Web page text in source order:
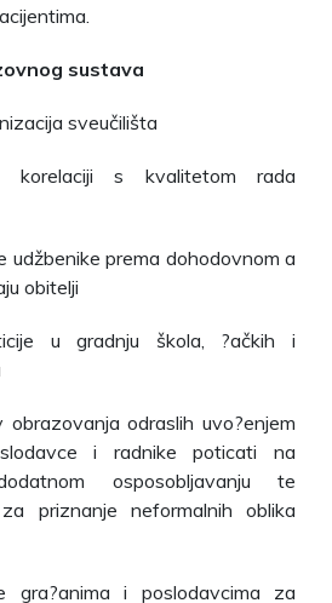
sustava
sveučilišta
korelaciji s kvalitetom rada
udžbenike prema dohodovnom a
obitelji
u gradnju škola, ?ačkih i
obrazovanja odraslih uvo?enjem
i radnike poticati na
osposobljavanju te
priznanje neformalnih oblika
gra?anima i poslodavcima za